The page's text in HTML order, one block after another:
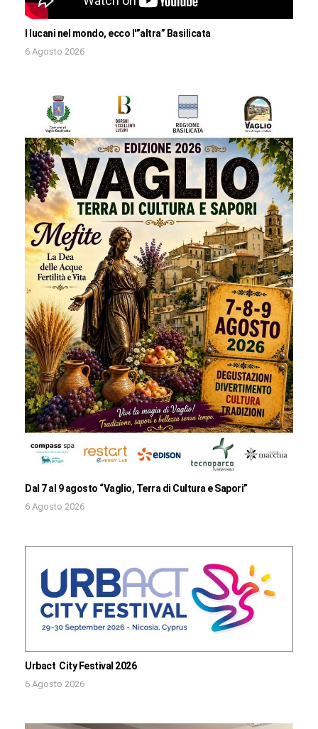
I lucani nel mondo, ecco l'”altra” Basilicata
6 Agosto 2026
Dal 7 al 9 agosto “Vaglio, Terra di Cultura e Sapori”
6 Agosto 2026
Urbact City Festival 2026
6 Agosto 2026